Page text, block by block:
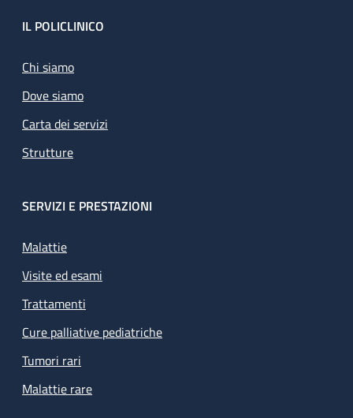
Footer
IL POLICLINICO
Chi siamo
Dove siamo
Carta dei servizi
Strutture
SERVIZI E PRESTAZIONI
Malattie
Visite ed esami
Trattamenti
Cure palliative pediatriche
Tumori rari
Malattie rare